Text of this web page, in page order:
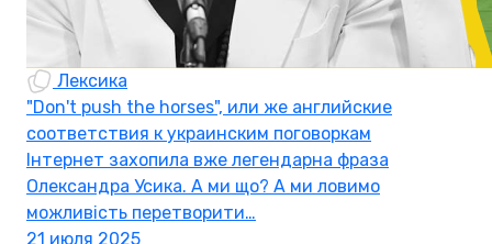
Лексика
"Don't push the horses", или же английские
соответствия к украинским поговоркам
Інтернет захопила вже легендарна фраза
Олександра Усика. А ми що? А ми ловимо
можливість перетворити…
21 июля 2025